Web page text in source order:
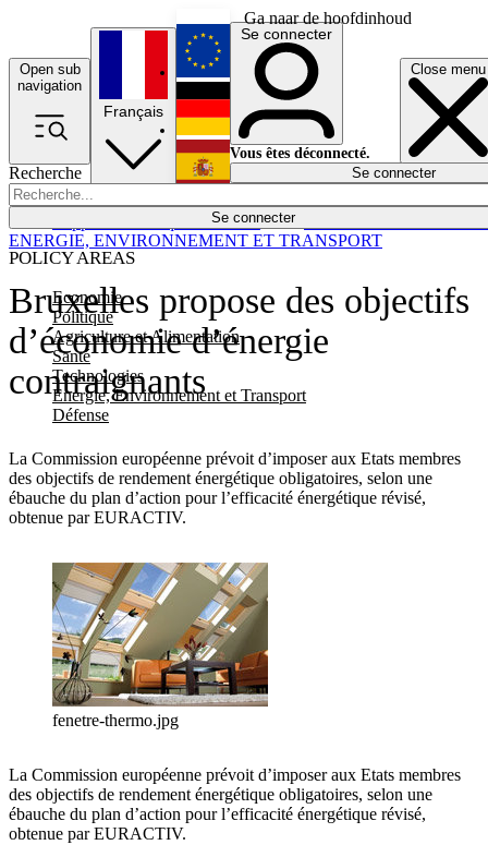
Ga naar de hoofdinhoud
Open sub
navigation
Close menu
Recherche
Se connecter
POLICY AREAS
Economie
Politique
Agriculture et Alimentation
Santé
Technologies
Energie, Environnement et Transport
Défense
Économie
Français
English
Deutsch
Español
Se connecter
Vous êtes déconnecté.
Se connecter
Bruxelles propose des objectifs
d’économie d’énergie
contraignants
La Commission européenne prévoit d’imposer aux Etats membres
des objectifs de rendement énergétique obligatoires, selon une
ébauche du plan d’action pour l’efficacité énergétique révisé,
obtenue par EURACTIV.
ENERGIE, ENVIRONNEMENT ET TRANSPORT
fenetre-thermo.jpg
La Commission européenne prévoit d’imposer aux Etats membres
des objectifs de rendement énergétique obligatoires, selon une
ébauche du plan d’action pour l’efficacité énergétique révisé,
obtenue par EURACTIV.